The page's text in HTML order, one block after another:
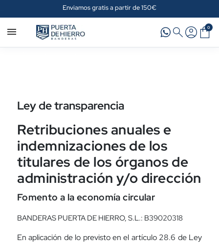
Enviamos gratis a partir de 150€
0
Ley de transparencia
Retribuciones anuales e
indemnizaciones de los
titulares de los órganos de
administración y/o dirección
Fomento a la economía circular
BANDERAS PUERTA DE HIERRO, S.L.: B39020318
En aplicación de lo previsto en el artículo 28.6 de Ley